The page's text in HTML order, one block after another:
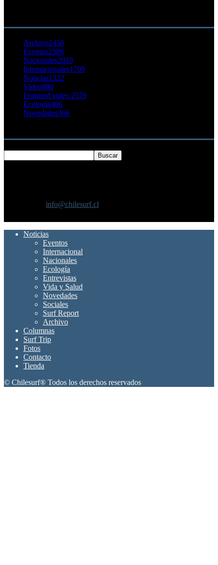
Archivo2456
Eventos2386
Nacionales2019
Internacionales1709
Noticias1322
Video880
Featured video 2579
Ecología406
Novedades366
info@chilesurf.cl
Noticias
Eventos
Internacional
Nacionales
Ecología
Entrevistas
Vida y Salud
Novedades
Sociales
Surf Report
Archivo
Columnas
Surf Trip
Fotos
Contacto
Tienda
© Chilesurf® Todos los derechos reservados